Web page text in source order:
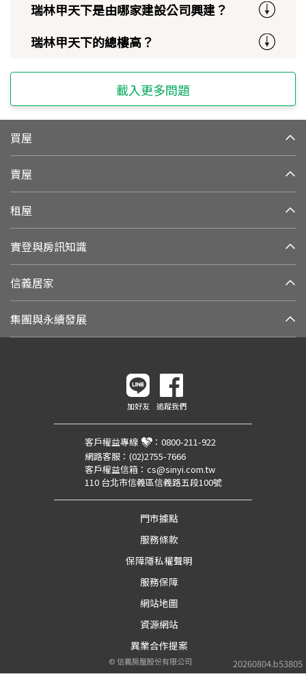
瑞林甲天下是由哪家建設公司興建？
瑞林甲天下的總樓高？
載入更多問題
買屋
賣屋
租屋
實登與房訊知識
信義居家
集團與永續發展
20260804.b53805
加好友 追蹤我們
客戶權益專線 ： 0800-211-922
網路客服： (02)2755-7666
客戶權益信箱： cs@sinyi.com.tw
110 台北市信義區信義路五段100號
門市據點
服務條款
保障隱私權聲明
服務保障
網站地圖
資源網站
異業合作提案
©信義房屋股份有限公司